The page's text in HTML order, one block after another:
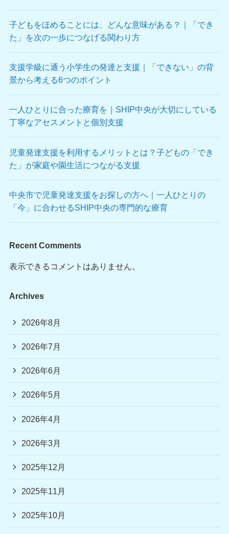
子どもをほめることには、どんな意味がある？｜「でき
た」を次の一歩につなげる関わり方
支援学級に通う小学生の発達と支援｜「できない」の背
景から考える6つのポイント
一人ひとりに合った療育を｜SHIP中央が大切にしている
丁寧なアセスメントと個別支援
児童発達支援を利用するメリットとは？子どもの「でき
た」が家庭や園生活につながる支援
中央市で児童発達支援をお探しの方へ｜一人ひとりの
「今」に合わせるSHIP中央の専門的な療育
Recent Comments
表示できるコメントはありません。
Archives
2026年8月
2026年7月
2026年6月
2026年5月
2026年4月
2026年3月
2025年12月
2025年11月
2025年10月